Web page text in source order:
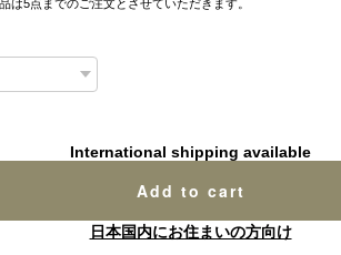
は5点までのご注文とさせていただきます。
International shipping available
Add to cart
日本国内にお住まいの方向け